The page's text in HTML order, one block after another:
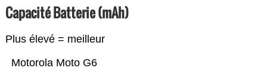
Capacité Batterie (mAh)
Plus élevé = meilleur
Motorola Moto G6